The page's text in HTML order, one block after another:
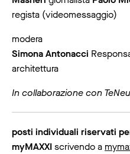
regista (videomessaggio)
modera
Simona Antonacci
architettura
In collaborazione con
posti individuali riservati
myMAXXIscrivendo a